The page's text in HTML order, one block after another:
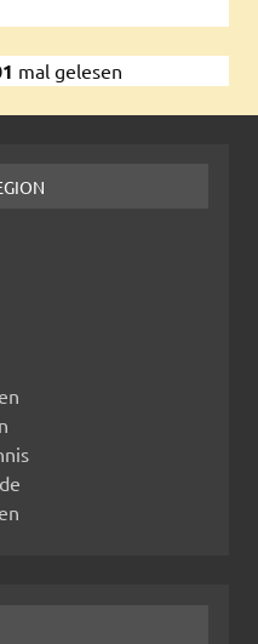
mal gelesen